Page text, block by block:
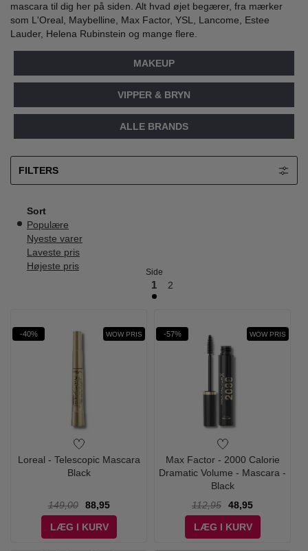
mascara til dig her på siden. Alt hvad øjet begærer, fra mærker
som L'Oreal, Maybelline, Max Factor, YSL, Lancome, Estee
Lauder, Helena Rubinstein og mange flere.
MAKEUP
VIPPER & BRYN
ALLE BRANDS
FILTERS
Sort
Populære
Nyeste varer
Laveste pris
Højeste pris
Side
1 2
-40% WOW PRIS
Loreal - Telescopic Mascara
Black
149,00
88,95
LÆG I KURV
-57% WOW PRIS
Max Factor - 2000 Calorie
Dramatic Volume - Mascara -
Black
112,95
48,95
LÆG I KURV